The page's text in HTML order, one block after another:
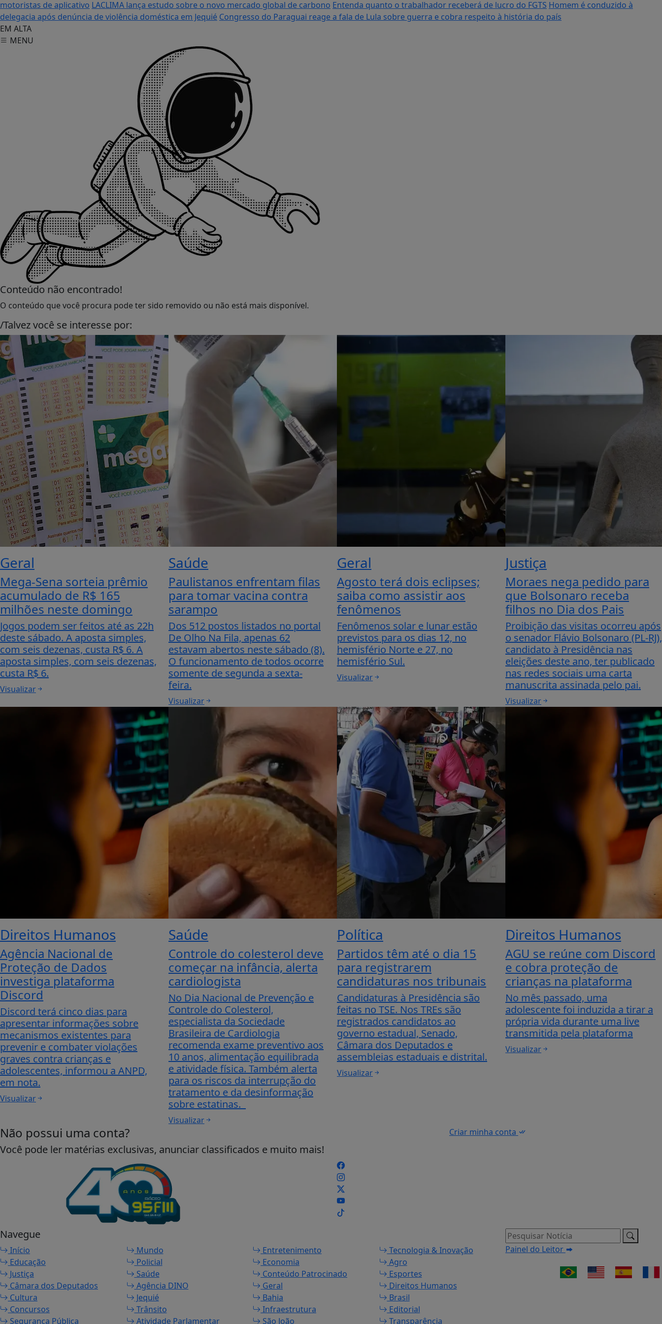
motoristas de aplicativo LACLIMA lança estudo sobre o novo mercado global de carbono Entenda quanto o trabalhador receberá de lucro do FGTS Homem é conduzido à
delegacia após denúncia de violência doméstica em Jequié Congresso do Paraguai reage a fala de Lula sobre guerra e cobra respeito à história do país
EM ALTA
MENU
Conteúdo não encontrado!
O conteúdo que você procura pode ter sido removido ou não está mais disponível.
/Talvez você se interesse por:
Geral
Mega-Sena sorteia prêmio
acumulado de R$ 165
milhões neste domingo
Jogos podem ser feitos até as 22h
deste sábado. A aposta simples,
com seis dezenas, custa R$ 6. A
aposta simples, com seis dezenas,
custa R$ 6.
Visualizar
Saúde
Paulistanos enfrentam filas
para tomar vacina contra
sarampo
Dos 512 postos listados no portal
De Olho Na Fila, apenas 62
estavam abertos neste sábado (8).
O funcionamento de todos ocorre
somente de segunda a sexta-
feira.
Visualizar
Geral
Agosto terá dois eclipses;
saiba como assistir aos
fenômenos
Fenômenos solar e lunar estão
previstos para os dias 12, no
hemisfério Norte e 27, no
hemisfério Sul.
Visualizar
Justiça
Moraes nega pedido para
que Bolsonaro receba
filhos no Dia dos Pais
Proibição das visitas ocorreu após
o senador Flávio Bolsonaro (PL-RJ),
candidato à Presidência nas
eleições deste ano, ter publicado
nas redes sociais uma carta
manuscrita assinada pelo pai.
Visualizar
Direitos Humanos
Agência Nacional de
Proteção de Dados
investiga plataforma
Discord
Discord terá cinco dias para
apresentar informações sobre
mecanismos existentes para
prevenir e combater violações
graves contra crianças e
adolescentes, informou a ANPD,
em nota.
Visualizar
Saúde
Controle do colesterol deve
começar na infância, alerta
cardiologista
No Dia Nacional de Prevenção e
Controle do Colesterol,
especialista da Sociedade
Brasileira de Cardiologia
recomenda exame preventivo aos
10 anos, alimentação equilibrada
e atividade física. Também alerta
para os riscos da interrupção do
tratamento e da desinformação
sobre estatinas.
Visualizar
Política
Partidos têm até o dia 15
para registrarem
candidaturas nos tribunais
Candidaturas à Presidência são
feitas no TSE. Nos TREs são
registrados candidatos ao
governo estadual, Senado,
Câmara dos Deputados e
assembleias estaduais e distrital.
Visualizar
Direitos Humanos
AGU se reúne com Discord
e cobra proteção de
crianças na plataforma
No mês passado, uma
adolescente foi induzida a tirar a
própria vida durante uma live
transmitida pela plataforma
Visualizar
Não possui uma conta?
Você pode ler matérias exclusivas, anunciar classificados e muito mais!
Criar minha conta
Navegue
Início Mundo Entretenimento
Tecnologia & Inovação
Educação
Policial Economia
Agro
Justiça
Saúde Conteúdo Patrocinado
Esportes
Câmara dos Deputados
Agência DINO Geral
Direitos Humanos
Cultura
Jequié Bahia
Brasil
Concursos
Trânsito Infraestrutura
Editorial
Segurança Pública
Atividade Parlamentar São João Transparência
Pesquisar Notícia
Painel do Leitor